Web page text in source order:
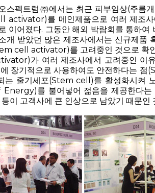
스펙트럼㈜에서는 최근 피부임상(주름
activator)를 메인제품으로 여러 제조
이어졌다. 그동안 해외 박람회를 통하여
개 받았던 많은 제조사에서는 신규제품
cell activator)를 고려중인 것으로 확
가 여러 제조사에서 고려중인 이유
장기적으로 사용하여도 안전하다는 점
는 줄기세포(Stem cell)를 활성화시켜
를 불어넣어 젊음을 제공한다
이 고객사에 큰 인상으로 남았기 때문인